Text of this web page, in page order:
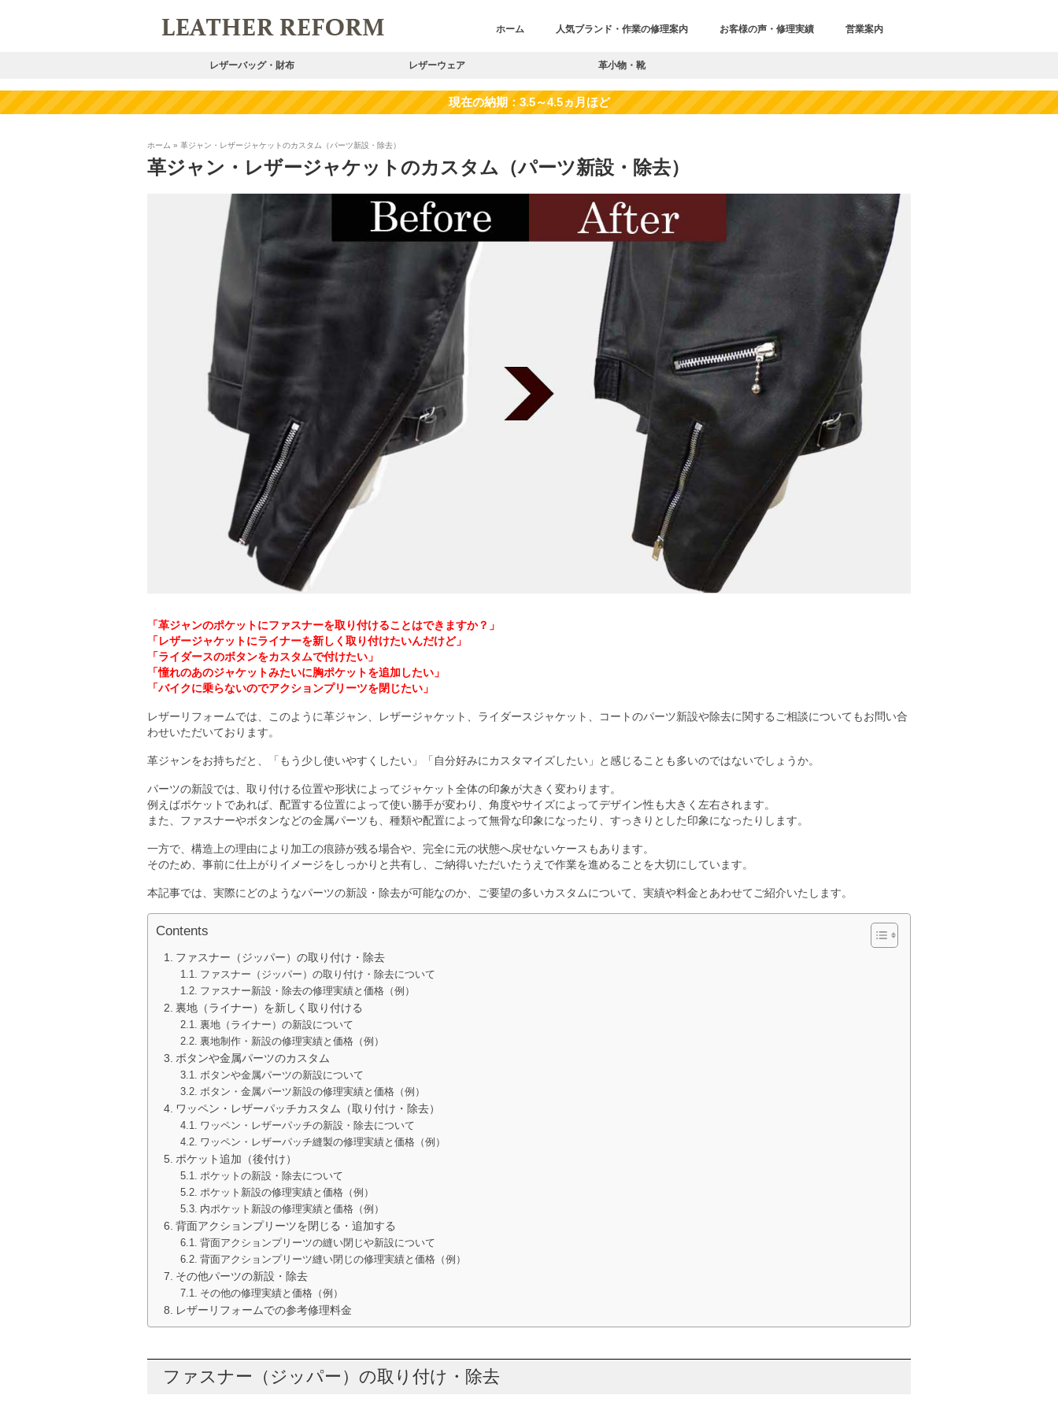
ホーム 人気ブランド・作業の修理案内 お客様の声・修理実績 営業案内
レザーバッグ・財布 レザーウェア 革小物・靴
ホーム » 革ジャン・レザージャケットのカスタム（パーツ新設・除去）
革ジャン・レザージャケットのカスタム（パーツ新設・除去）
「革ジャンのポケットにファスナーを取り付けることはできますか？」
「レザージャケットにライナーを新しく取り付けたいんだけど」
「ライダースのボタンをカスタムで付けたい」
「憧れのあのジャケットみたいに胸ポケットを追加したい」
「バイクに乗らないのでアクションプリーツを閉じたい」
レザーリフォームでは、このように革ジャン、レザージャケット、ライダースジャケット、コートのパーツ新設や除去に関するご相談についてもお問い合
わせいただいております。
革ジャンをお持ちだと、「もう少し使いやすくしたい」「自分好みにカスタマイズしたい」と感じることも多いのではないでしょうか。
パーツの新設では、取り付ける位置や形状によってジャケット全体の印象が大きく変わります。
例えばポケットであれば、配置する位置によって使い勝手が変わり、角度やサイズによってデザイン性も大きく左右されます。
また、ファスナーやボタンなどの金属パーツも、種類や配置によって無骨な印象になったり、すっきりとした印象になったりします。
一方で、構造上の理由により加工の痕跡が残る場合や、完全に元の状態へ戻せないケースもあります。
そのため、事前に仕上がりイメージをしっかりと共有し、ご納得いただいたうえで作業を進めることを大切にしています。
本記事では、実際にどのようなパーツの新設・除去が可能なのか、ご要望の多いカスタムについて、実績や料金とあわせてご紹介いたします。
Contents
ファスナー（ジッパー）の取り付け・除去
ファスナー（ジッパー）の取り付け・除去について
ファスナー新設・除去の修理実績と価格（例）
裏地（ライナー）を新しく取り付ける
裏地（ライナー）の新設について
裏地制作・新設の修理実績と価格（例）
ボタンや金属パーツのカスタム
ボタンや金属パーツの新設について
ボタン・金属パーツ新設の修理実績と価格（例）
ワッペン・レザーパッチカスタム（取り付け・除去）
ワッペン・レザーパッチの新設・除去について
ワッペン・レザーパッチ縫製の修理実績と価格（例）
ポケット追加（後付け）
ポケットの新設・除去について
ポケット新設の修理実績と価格（例）
内ポケット新設の修理実績と価格（例）
背面アクションプリーツを閉じる・追加する
背面アクションプリーツの縫い閉じや新設について
背面アクションプリーツ縫い閉じの修理実績と価格（例）
その他パーツの新設・除去
その他の修理実績と価格（例）
レザーリフォームでの参考修理料金
ファスナー（ジッパー）の取り付け・除去